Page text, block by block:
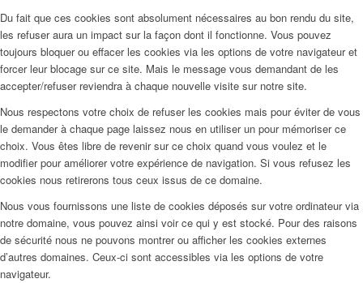
Du fait que ces cookies sont absolument nécessaires au bon rendu du site,
les refuser aura un impact sur la façon dont il fonctionne. Vous pouvez
toujours bloquer ou effacer les cookies via les options de votre navigateur et
forcer leur blocage sur ce site. Mais le message vous demandant de les
accepter/refuser reviendra à chaque nouvelle visite sur notre site.
Nous respectons votre choix de refuser les cookies mais pour éviter de vous
le demander à chaque page laissez nous en utiliser un pour mémoriser ce
choix. Vous êtes libre de revenir sur ce choix quand vous voulez et le
modifier pour améliorer votre expérience de navigation. Si vous refusez les
cookies nous retirerons tous ceux issus de ce domaine.
Nous vous fournissons une liste de cookies déposés sur votre ordinateur via
notre domaine, vous pouvez ainsi voir ce qui y est stocké. Pour des raisons
de sécurité nous ne pouvons montrer ou afficher les cookies externes
d’autres domaines. Ceux-ci sont accessibles via les options de votre
navigateur.